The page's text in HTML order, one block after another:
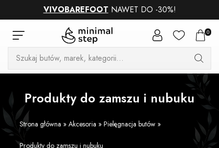
VIVOBAREFOOT NAWET DO -30%!
0
Wyszukiwarka
produktów
Produkty do zamszu i nubuku
Strona główna » Akcesoria » Pielęgnacja butów »
Produkty do zamszu i nubuku